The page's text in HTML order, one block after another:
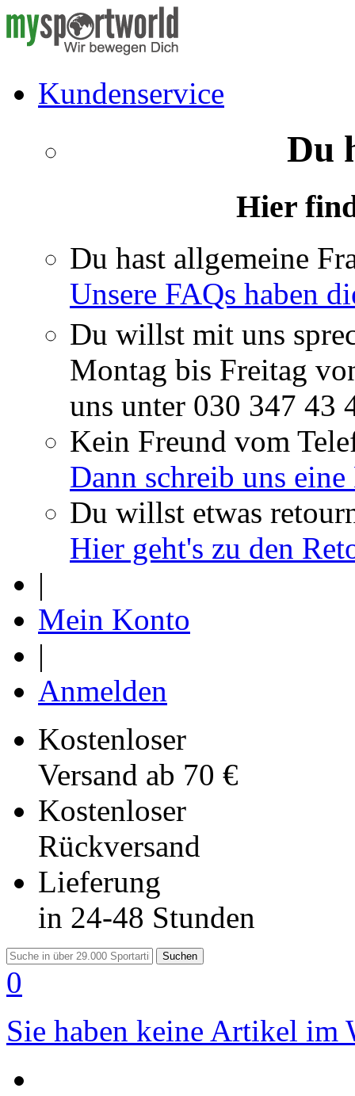
Kundenservice
Du
Hier
Du hast allgemeine
Unsere FAQs haben
Du willst mit uns
Montag bis Freitag
uns unter 030 347 43
Kein Freund vom
Dann schreib uns
Du willst etwas
Hier geht's zu den
|
Mein Konto
|
Anmelden
Kostenloser
Versand ab 70 €
Kostenloser
Rückversand
Lieferung
in 24-48 Stunden
Suchen
0
Sie haben keine Artikel im